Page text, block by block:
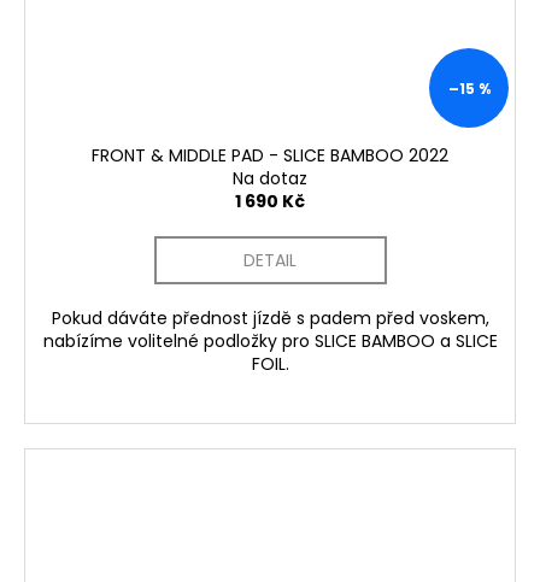
–15 %
FRONT & MIDDLE PAD - SLICE BAMBOO 2022
Na dotaz
1 690 Kč
DETAIL
Pokud dáváte přednost jízdě s padem před voskem,
nabízíme volitelné podložky pro SLICE BAMBOO a SLICE
FOIL.